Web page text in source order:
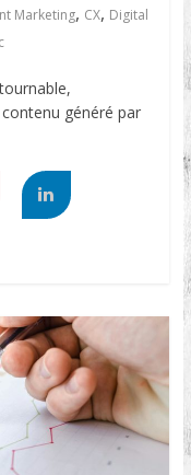
Marketing, CX, Digital
généré par